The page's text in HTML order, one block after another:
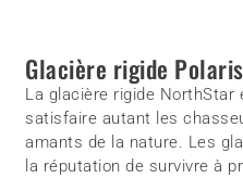
Glacière rigide
La glacière rigide NorthStar
satisfaire autant les
amants de la nature. Les
la réputation de survivre à